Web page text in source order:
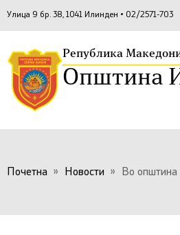
Улица 9 бр. 38, 1041 Илинден • 02/2571-703
Република
Општина
Почетна » Новости » Во општина